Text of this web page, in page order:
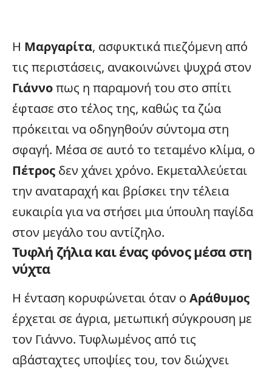
Η Μαργαρίτα, ασφυκτικά πιεζόμενη από
τις περιστάσεις, ανακοινώνει ψυχρά στον
Γιάννοπως η παραμονή του στο σπίτι
έφτασε στο τέλος της, καθώς τα ζώα
πρόκειται να οδηγηθούν σύντομα στη
σφαγή. Μέσα σε αυτό το τεταμένο κλίμα, ο
Πέτρος δεν χάνει χρόνο. Εκμεταλλεύεται
την αναταραχή και βρίσκει την τέλεια
ευκαιρία για να στήσει μια ύπουλη παγίδα
στον μεγάλο του αντίζηλο.
Τυφλή ζήλια και ένας φόνος μέσα στη
νύχτα
Η ένταση κορυφώνεται όταν ο Αράθυμος
έρχεται σε άγρια, μετωπική σύγκρουση με
τον Γιάννο. Τυφλωμένος από τις
αβάσταχτες υποψίες του, τον διώχνει